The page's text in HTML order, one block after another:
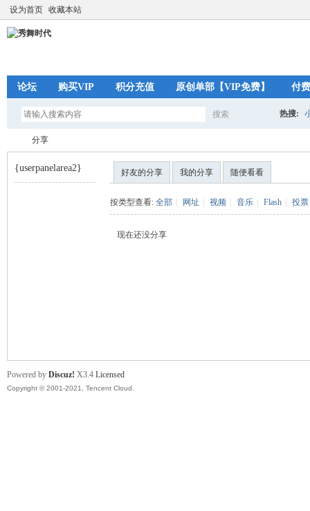
设为首页 收藏本站
论坛 购买VIP 积分充值 原创单部【VIP免费】 付
搜索 热搜:
分享
{userpanelarea2} 好友的分享 我的分享 随便看看
按类型查看: 全部 网址 视频 音乐 Flash 投票
现在还没分享
Powered by Discuz! X3.4 Licensed
Copyright © 2001-2021, Tencent Cloud.